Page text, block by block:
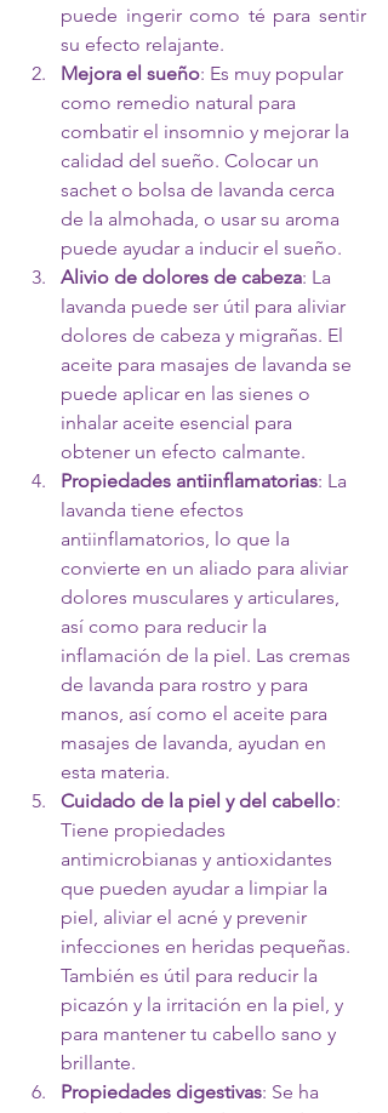
puede ingerir como té para sentir
su efecto relajante.
Mejora el sueño: Es muy popular
como remedio natural para
combatir el insomnio y mejorar la
calidad del sueño. Colocar un
sachet o bolsa de lavanda cerca
de la almohada, o usar su aroma
puede ayudar a inducir el sueño.
Alivio de dolores de cabeza: La
lavanda puede ser útil para aliviar
dolores de cabeza y migrañas. El
aceite para masajes de lavanda se
puede aplicar en las sienes o
inhalar aceite esencial para
obtener un efecto calmante.
Propiedades antiinflamatorias: La
lavanda tiene efectos
antiinflamatorios, lo que la
convierte en un aliado para aliviar
dolores musculares y articulares,
así como para reducir la
inflamación de la piel. Las cremas
de lavanda para rostro y para
manos, así como el aceite para
masajes de lavanda, ayudan en
esta materia.
Cuidado de la piel y del cabello:
Tiene propiedades
antimicrobianas y antioxidantes
que pueden ayudar a limpiar la
piel, aliviar el acné y prevenir
infecciones en heridas pequeñas.
También es útil para reducir la
picazón y la irritación en la piel, y
para mantener tu cabello sano y
brillante.
Propiedades digestivas: Se ha